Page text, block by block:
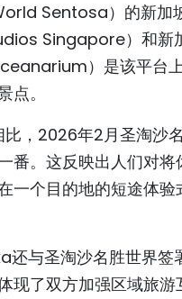
FRANÇAIS
РУССКИЙ
ESPAÑOL
Sentosa）的新加
Singapore）和新
）是该平台
点。
，2026年2月圣淘沙
番。这反映出人们对将
一个目的地的短途体验
与圣淘沙名胜世界签
现了双方加强区域旅游